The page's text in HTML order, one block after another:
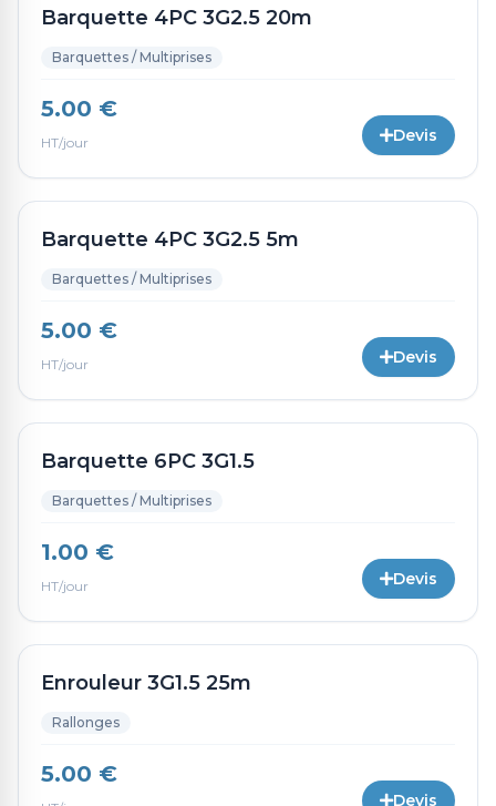
Barquette 4PC 3G2.5 20m
Barquettes / Multiprises
5.00 €
HT/jour Devis
Barquette 4PC 3G2.5 5m
Barquettes / Multiprises
5.00 €
HT/jour Devis
Barquette 6PC 3G1.5
Barquettes / Multiprises
1.00 €
HT/jour Devis
Enrouleur 3G1.5 25m
Rallonges
5.00 €
Devis